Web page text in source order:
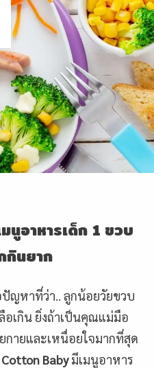
นูอาหารเด็ก 1 ขวบ
กินยาก
ญหาที่ว่า.. ลูกน้อยวัยขวบ
เกิน ยิ่งถ้าเป็นคุณแม่มือ
กายและเหนื่อยใจมากที่สุด
Cotton Babyมีเมนูอาหาร